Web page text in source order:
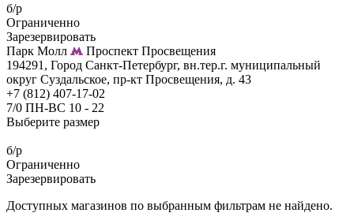
б/р
Ограниченно
Зарезервировать
Парк Молл
Проспект Просвещения
194291, Город Санкт-Петербург, вн.тер.г. муниципальный
округ Суздальское, пр-кт Просвещения, д. 43
+7 (812) 407-17-02
7/0 ПН-ВС 10 - 22
Выберите размер
б/р
Ограниченно
Зарезервировать
Доступных магазинов по выбранным фильтрам не найдено.